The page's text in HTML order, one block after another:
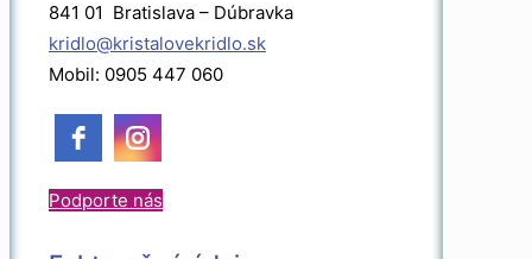
841 01 Bratislava – Dúbravka
kridlo@kristalovekridlo.sk
Mobil: 0905 447 060
Podporte nás